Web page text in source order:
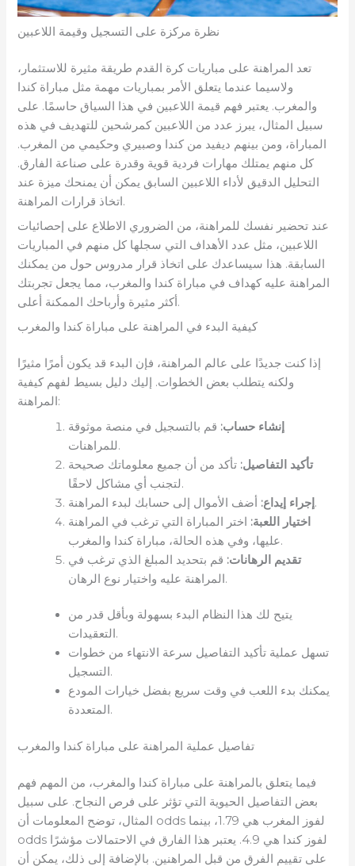
نظرة مركزة على التسجيل وقيمة اللاعبين
تعد المراهنة على مباريات كرة القدم طريقة مثيرة للاستثمار،
ولاسيما عندما يتعلق الأمر بمباريات مهمة مثل مباراة كندا
والمغرب. يعتبر فهم قيمة اللاعبين في هذا السياق حاسمًا. على
سبيل المثال، يبرز عدد من اللاعبين كمرشحين للتهديف في هذه
المباراة، ومن بينهم ديفيد من كندا وصبيري وحكيمي من المغرب.
كل منهم يمتلك مهارات فردية قوية وقدرة على صناعة الفارق.
التحليل الدقيق لأداء اللاعبين السابق يمكن أن يمنحك ميزة عند
اتخاذ قرارات المراهنة.
عند تحضير نفسك للمراهنة، من الضروري الاطلاع على إحصائيات
اللاعبين، مثل عدد الأهداف التي سجلها كل منهم في المباريات
السابقة. هذا سيساعدك على اتخاذ قرار مدروس حول من يمكنك
المراهنة عليه كهداف في مباراة كندا والمغرب، مما يجعل تجربتك
أكثر مثيرة وأرباحك الممكنة أعلى.
كيفية البدء في المراهنة على مباراة كندا والمغرب
إذا كنت جديدًا على عالم المراهنة، فإن البدء قد يكون أمرًا مثيرًا
ولكنه يتطلب بعض الخطوات. إليك دليل بسيط لفهم كيفية
المراهنة:
إنشاء حساب: قم بالتسجيل في منصة موثوقة
للمراهنات.
تأكيد التفاصيل: تأكد من أن جميع معلوماتك صحيحة
لتجنب أي مشاكل لاحقًا.
إجراء إيداع:أضف الأموال إلى حسابك لبدء المراهنة.
اختيار اللعبة: اختر المباراة التي ترغب في المراهنة
عليها، وفي هذه الحالة، مباراة كندا والمغرب.
تقديم الرهانات: قم بتحديد المبلغ الذي ترغب في
المراهنة عليه واختيار نوع الرهان.
يتيح لك هذا النظام البدء بسهولة وبأقل قدر من
التعقيدات.
تسهل عملية تأكيد التفاصيل سرعة الانتهاء من خطوات
التسجيل.
يمكنك بدء اللعب في وقت سريع بفضل خيارات المودع
المتعددة.
تفاصيل عملية المراهنة على مباراة كندا والمغرب
فيما يتعلق بالمراهنة على مباراة كندا والمغرب، من المهم فهم
بعض التفاصيل الحيوية التي تؤثر على فرص النجاح. على سبيل
المثال، توضح المعلومات أن odds لفوز المغرب هي 1.79، بينما
odds لفوز كندا هي 4.9. يعتبر هذا الفارق في الاحتمالات مؤشرًا
على تقييم الفرق من قبل المراهنين. بالإضافة إلى ذلك، يمكن أن